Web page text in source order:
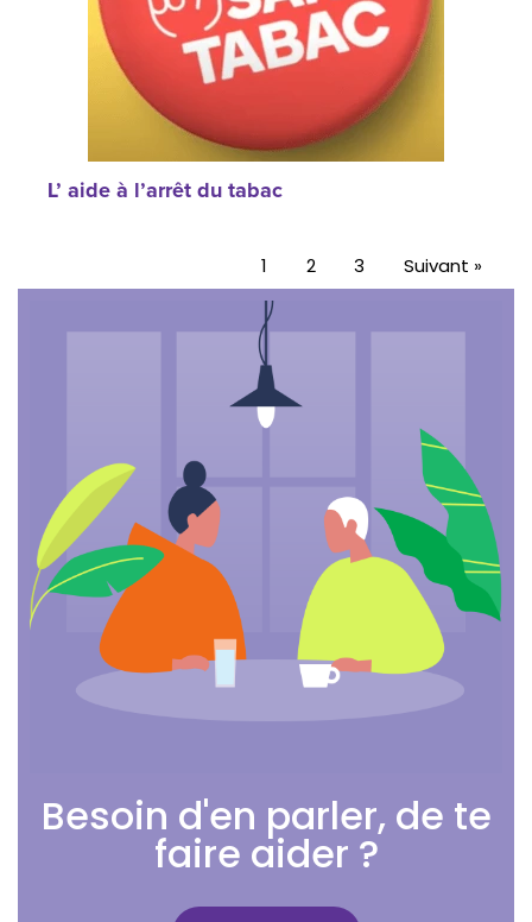
L’ aide à l’arrêt du tabac
1 2 3 Suivant »
Besoin d'en parler, de te
faire aider ?